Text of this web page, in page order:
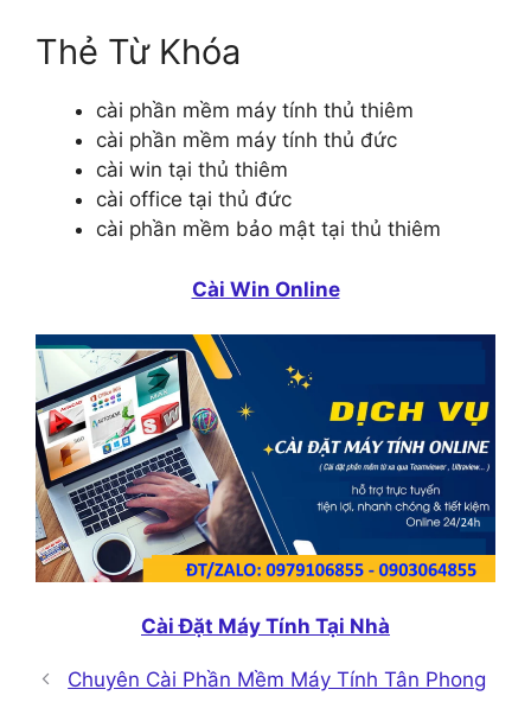
Thẻ Từ Khóa
cài phần mềm máy tính thủ thiêm
cài phần mềm máy tính thủ đức
cài win tại thủ thiêm
cài office tại thủ đức
cài phần mềm bảo mật tại thủ thiêm
Cài Win Online
Cài Đặt Máy Tính Tại Nhà
Chuyên Cài Phần Mềm Máy Tính Tân Phong